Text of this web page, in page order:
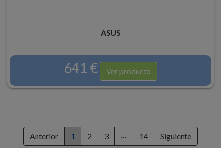
ASUS
641 € Ver producto
Anterior 1 2 3 ··· 14 Siguiente